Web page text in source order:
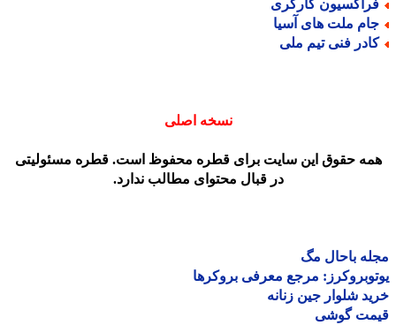
کارگری
ملت های آسیا
فنی تیم ملی
نسخه اصلی
حقوق این سایت برای قطره محفوظ است. قطره مسئولیتی
در قبال محتوای مطالب ندارد.
باحال مگ
مرجع معرفی بروکرها
شلوار جین زنانه
گوشی